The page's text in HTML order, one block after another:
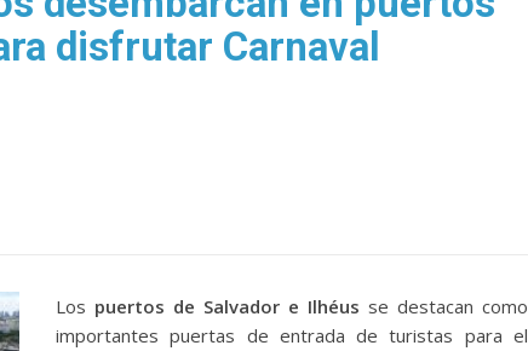
disfrutar Carnaval
Los puertos de Salvador e Ilhéus se destacan como
importantes puertas de entrada de turistas para el